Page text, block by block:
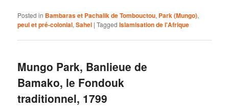
Posted in Bambaras et Pachalik de Tombouctou, Park (Mungo),
peul et pré-colonial,Sahel |Tagged Islamisation de l'Afrique
Mungo Park, Banlieue de
Bamako, le Fondouk
traditionnel, 1799